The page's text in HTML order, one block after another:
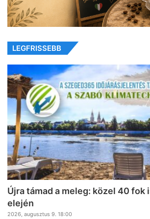
LEGFRISSEBB
Újra támad a meleg: közel 40 fok
elején
2026, augusztus 9. 18:00